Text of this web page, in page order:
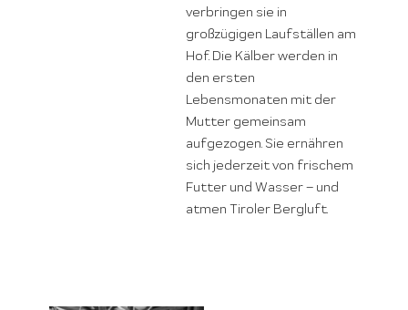
verbringen sie in
großzügigen Laufställen am
Hof. Die Kälber werden in
den ersten
Lebensmonaten mit der
Mutter gemeinsam
aufgezogen. Sie ernähren
sich jederzeit von frischem
Futter und Wasser – und
atmen Tiroler Bergluft.